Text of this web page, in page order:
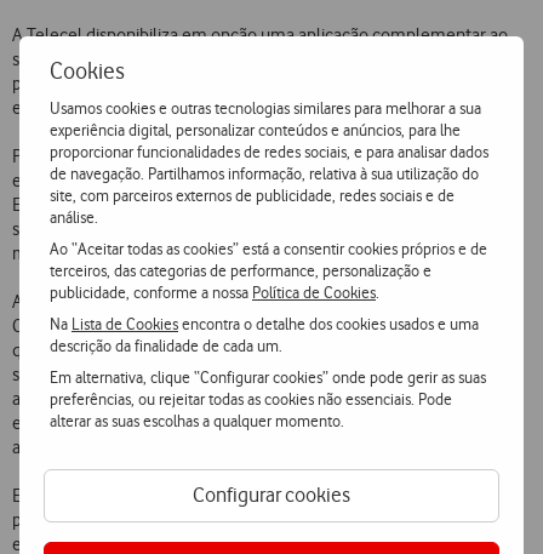
Cookies
Usamos cookies e outras tecnologias similares para melhorar a sua
experiência digital, personalizar conteúdos e anúncios, para lhe
proporcionar funcionalidades de redes sociais, e para analisar dados
de navegação. Partilhamos informação, relativa à sua utilização do
site, com parceiros externos de publicidade, redes sociais e de
análise.
Ao “Aceitar todas as cookies” está a consentir cookies próprios e de
terceiros, das categorias de performance, personalização e
publicidade, conforme a nossa Política de Cookies
Na Lista de Cookiesencontra o detalhe dos cookies usados e uma
descrição da finalidade de cada um.
Em alternativa, clique “Configurar cookies” onde pode gerir as suas
preferências, ou rejeitar todas as cookies não essenciais. Pode
alterar as suas escolhas a qualquer momento.
Configurar cookies
A Telecel disponibiliza em opção uma aplicação complementar ao
serviço – compatível com Windows 95, 98, NT ou 2000 – que
possibilita a visualização da posição obtida assim como a rota
efectuada num mapa digital.
Para activar o serviço, é apenas necessário que a empresa a quem
este se destina solicite um cartão SIM que suporte esta tecnologia.
Este serviço está disponível nos planos de tarifas da Telecel para o
segmento empresarial e cada pedido é taxado ao preço de uma
mensagem escrita.
A confidencialidade do serviço está completamente assegurada.
Cada utilizador define, através dos menus do seu telefone celular,
quem o pode localizar. Pode também desactivar simplesmente o
serviço sempre que o pretenda. Finalmente, pode ainda activar um
aviso sonoro ou mesmo um pedido de confirmação de localização
em relação a cada solicitação efectuada pelas pessoas por si
autorizadas.
Este serviço foi desenvolvido internamente pela Telecel tirando
partido da elevada capacidade tecnológica da sua rede e da sua
experiência no desenvolvimento de soluções baseadas no cartão